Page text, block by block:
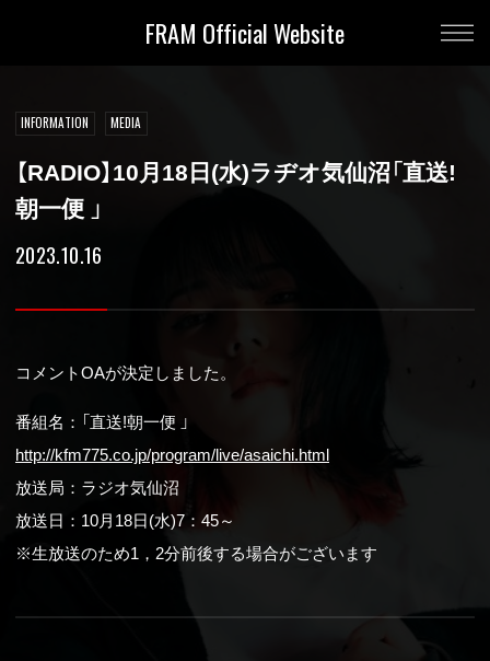
FRAM Official Website
INFORMATION MEDIA
【RADIO】10月18日(水)ラヂオ気仙沼「直送!
朝一便 」
2023.10.16
コメントOAが決定しました。
番組名：「直送!朝一便 」
http://kfm775.co.jp/program/live/asaichi.html
放送局：ラジオ気仙沼
放送日：10月18日(水)7：45～
※生放送のため1，2分前後する場合がございます